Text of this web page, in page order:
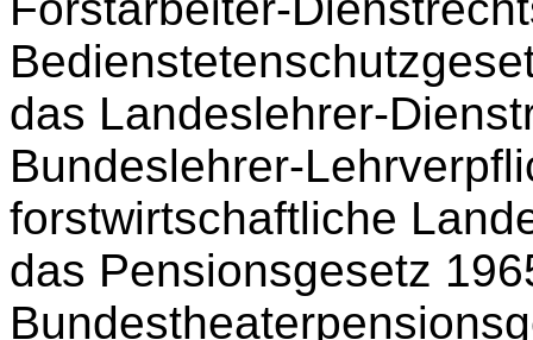
das Landeslehrer-
Bundeslehrer-
forstwirtschaftliche
das Pensionsgesetz